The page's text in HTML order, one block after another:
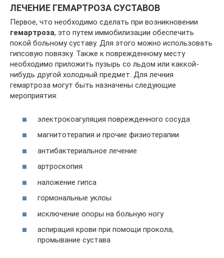
ЛЕЧЕНИЕ ГЕМАРТРОЗА СУСТАВОВ
Первое, что необходимо сделать при возникновении
гемартроза, это путем иммобилизации обеспечить
покой больному суставу. Для этого можно использовать
гипсовую повязку. Также к поврежденному месту
необходимо приложить пузырь со льдом или каккой-
нибудь другой холодный предмет. Для лечния
гемартроза могут быть назначены следующие
мероприятия:
электрокоагуляция поврежденного сосуда
магнитотерапия и прочие физиотерапии
антибактериальное лечение
артроскопия
наложение гипса
гормональные уклоы
исключение опоры на больную ногу
аспирация крови при помощи прокола,
промывание сустава